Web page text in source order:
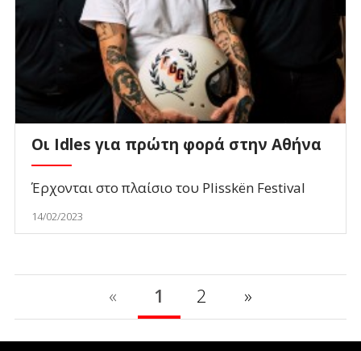
Οι Idles για πρώτη φορά στην Αθήνα
Έρχονται στο πλαίσιο του Plisskën Festival
14/02/2023
« 1 2 »